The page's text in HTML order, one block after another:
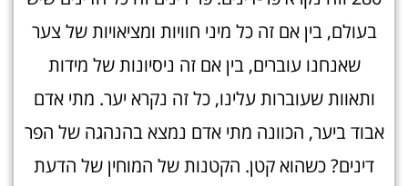
בעולם, בין אם זה כל מיני חוויות ומציאויות של צער
שאנחנו עוברים, בין אם זה ניסיונות של מידות
ותאוות שעוברות עלינו, כל זה נקרא יער. מתי אדם
אבוד ביער, הכוונה מתי אדם נמצא בהנהגה של הפר
דינים? כשהוא קטן. הקטנות של המוחין של הדעת